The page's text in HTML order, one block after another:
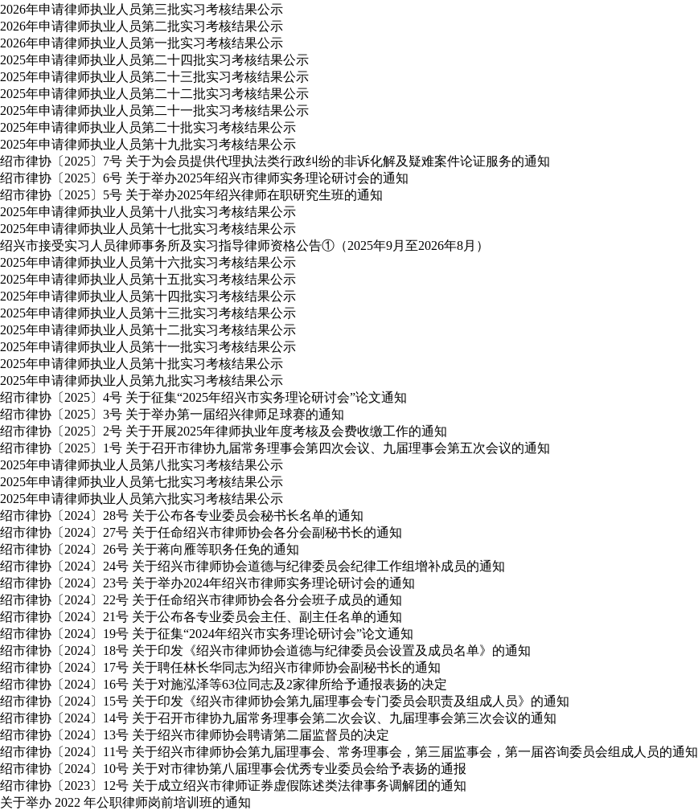
2026年申请律师执业人员第三批实习考核结果公示
2026年申请律师执业人员第二批实习考核结果公示
2026年申请律师执业人员第一批实习考核结果公示
2025年申请律师执业人员第二十四批实习考核结果公示
2025年申请律师执业人员第二十三批实习考核结果公示
2025年申请律师执业人员第二十二批实习考核结果公示
2025年申请律师执业人员第二十一批实习考核结果公示
2025年申请律师执业人员第二十批实习考核结果公示
2025年申请律师执业人员第十九批实习考核结果公示
绍市律协〔2025〕7号 关于为会员提供代理执法类行政纠纷的非诉化解及疑难案件论证服务的通知
绍市律协〔2025〕6号 关于举办2025年绍兴市律师实务理论研讨会的通知
绍市律协〔2025〕5号 关于举办2025年绍兴律师在职研究生班的通知
2025年申请律师执业人员第十八批实习考核结果公示
2025年申请律师执业人员第十七批实习考核结果公示
绍兴市接受实习人员律师事务所及实习指导律师资格公告①（2025年9月至2026年8月）
2025年申请律师执业人员第十六批实习考核结果公示
2025年申请律师执业人员第十五批实习考核结果公示
2025年申请律师执业人员第十四批实习考核结果公示
2025年申请律师执业人员第十三批实习考核结果公示
2025年申请律师执业人员第十二批实习考核结果公示
2025年申请律师执业人员第十一批实习考核结果公示
2025年申请律师执业人员第十批实习考核结果公示
2025年申请律师执业人员第九批实习考核结果公示
绍市律协〔2025〕4号 关于征集“2025年绍兴市实务理论研讨会”论文通知
绍市律协〔2025〕3号 关于举办第一届绍兴律师足球赛的通知
绍市律协〔2025〕2号 关于开展2025年律师执业年度考核及会费收缴工作的通知
绍市律协〔2025〕1号 关于召开市律协九届常务理事会第四次会议、九届理事会第五次会议的通知
2025年申请律师执业人员第八批实习考核结果公示
2025年申请律师执业人员第七批实习考核结果公示
2025年申请律师执业人员第六批实习考核结果公示
绍市律协〔2024〕28号 关于公布各专业委员会秘书长名单的通知
绍市律协〔2024〕27号 关于任命绍兴市律师协会各分会副秘书长的通知
绍市律协〔2024〕26号 关于蒋向雁等职务任免的通知
绍市律协〔2024〕24号 关于绍兴市律师协会道德与纪律委员会纪律工作组增补成员的通知
绍市律协〔2024〕23号 关于举办2024年绍兴市律师实务理论研讨会的通知
绍市律协〔2024〕22号 关于任命绍兴市律师协会各分会班子成员的通知
绍市律协〔2024〕21号 关于公布各专业委员会主任、副主任名单的通知
绍市律协〔2024〕19号 关于征集“2024年绍兴市实务理论研讨会”论文通知
绍市律协〔2024〕18号 关于印发《绍兴市律师协会道德与纪律委员会设置及成员名单》的通知
绍市律协〔2024〕17号 关于聘任林长华同志为绍兴市律师协会副秘书长的通知
绍市律协〔2024〕16号 关于对施泓泽等63位同志及2家律所给予通报表扬的决定
绍市律协〔2024〕15号 关于印发《绍兴市律师协会第九届理事会专门委员会职责及组成人员》的通知
绍市律协〔2024〕14号 关于召开市律协九届常务理事会第二次会议、九届理事会第三次会议的通知
绍市律协〔2024〕13号 关于绍兴市律师协会聘请第二届监督员的决定
绍市律协〔2024〕11号 关于绍兴市律师协会第九届理事会、常务理事会，第三届监事会，第一届咨询委员会组成人员的通知
绍市律协〔2024〕10号 关于对市律协第八届理事会优秀专业委员会给予表扬的通报
绍市律协〔2023〕12号 关于成立绍兴市律师证券虚假陈述类法律事务调解团的通知
关于举办 2022 年公职律师岗前培训班的通知